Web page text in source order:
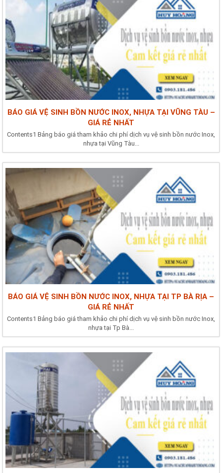
BÁO GIÁ VỆ SINH BỒN NƯỚC INOX, NHỰA TẠI VŨNG TÀU –
GIÁ RẺ NHẤT
Contents1 Bảng báo giá tham khảo chi phí dịch vụ vệ sinh bồn nước Inox,
nhựa tại Vũng Tàu...
BÁO GIÁ VỆ SINH BỒN NƯỚC INOX, NHỰA TẠI TP BÀ RỊA –
GIÁ RẺ NHẤT
Contents1 Bảng báo giá tham khảo chi phí dịch vụ vệ sinh bồn nước Inox,
nhựa tại Tp Bà...